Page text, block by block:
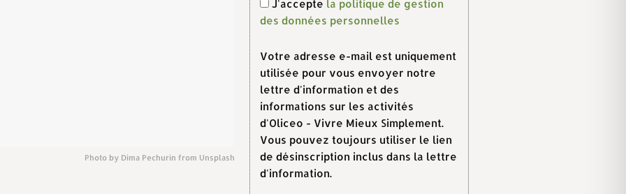
Photo by Dima Pechurin from Unsplash
J'accepte la politique de gestion
des données personnelles
Votre adresse e-mail est uniquement
utilisée pour vous envoyer notre
lettre d'information et des
informations sur les activités
d'Oliceo - Vivre Mieux Simplement.
Vous pouvez toujours utiliser le lien
de désinscription inclus dans la lettre
d'information.